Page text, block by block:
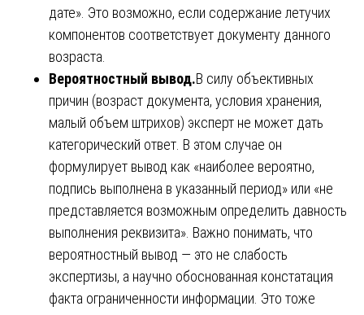
дате». Это возможно, если содержание летучих
компонентов соответствует документу данного
возраста.
Вероятностный вывод.В силу объективных
причин (возраст документа, условия хранения,
малый объем штрихов) эксперт не может дать
категорический ответ. В этом случае он
формулирует вывод как «наиболее вероятно,
подпись выполнена в указанный период» или «не
представляется возможным определить давность
выполнения реквизита». Важно понимать, что
вероятностный вывод — это не слабость
экспертизы, а научно обоснованная констатация
факта ограниченности информации. Это тоже